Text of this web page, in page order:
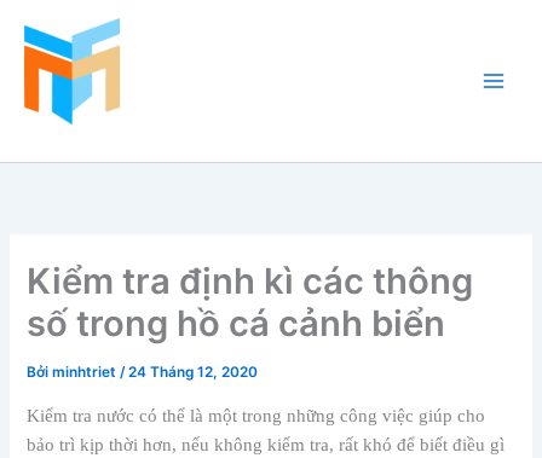
Kiểm tra định kì các thông
số trong hồ cá cảnh biển
Bởiminhtriet/24 Tháng 12, 2020
Kiểm tra nước có thể là một trong những công việc giúp cho
bảo trì kịp thời hơn, nếu không kiểm tra, rất khó để biết điều gì